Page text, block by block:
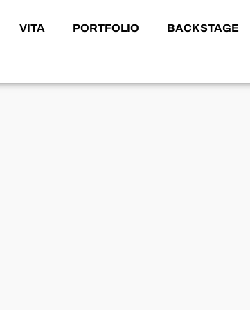
VITA PORTFOLIO BACKSTAGE